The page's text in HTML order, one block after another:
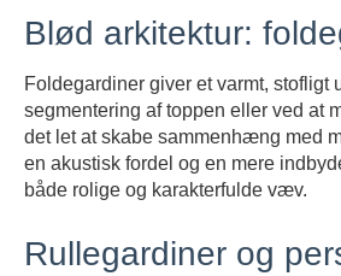
Blød arkitektur:
Foldegardiner giver et varmt,
segmentering af toppen eller ved at
det let at skabe sammenhæng med
en akustisk fordel og en mere
både rolige og karakterfulde væv.
Rullegardiner og